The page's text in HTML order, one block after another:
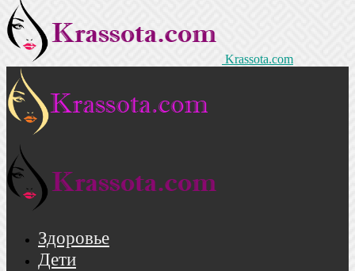
Krassota.com
Здоровье
Дети